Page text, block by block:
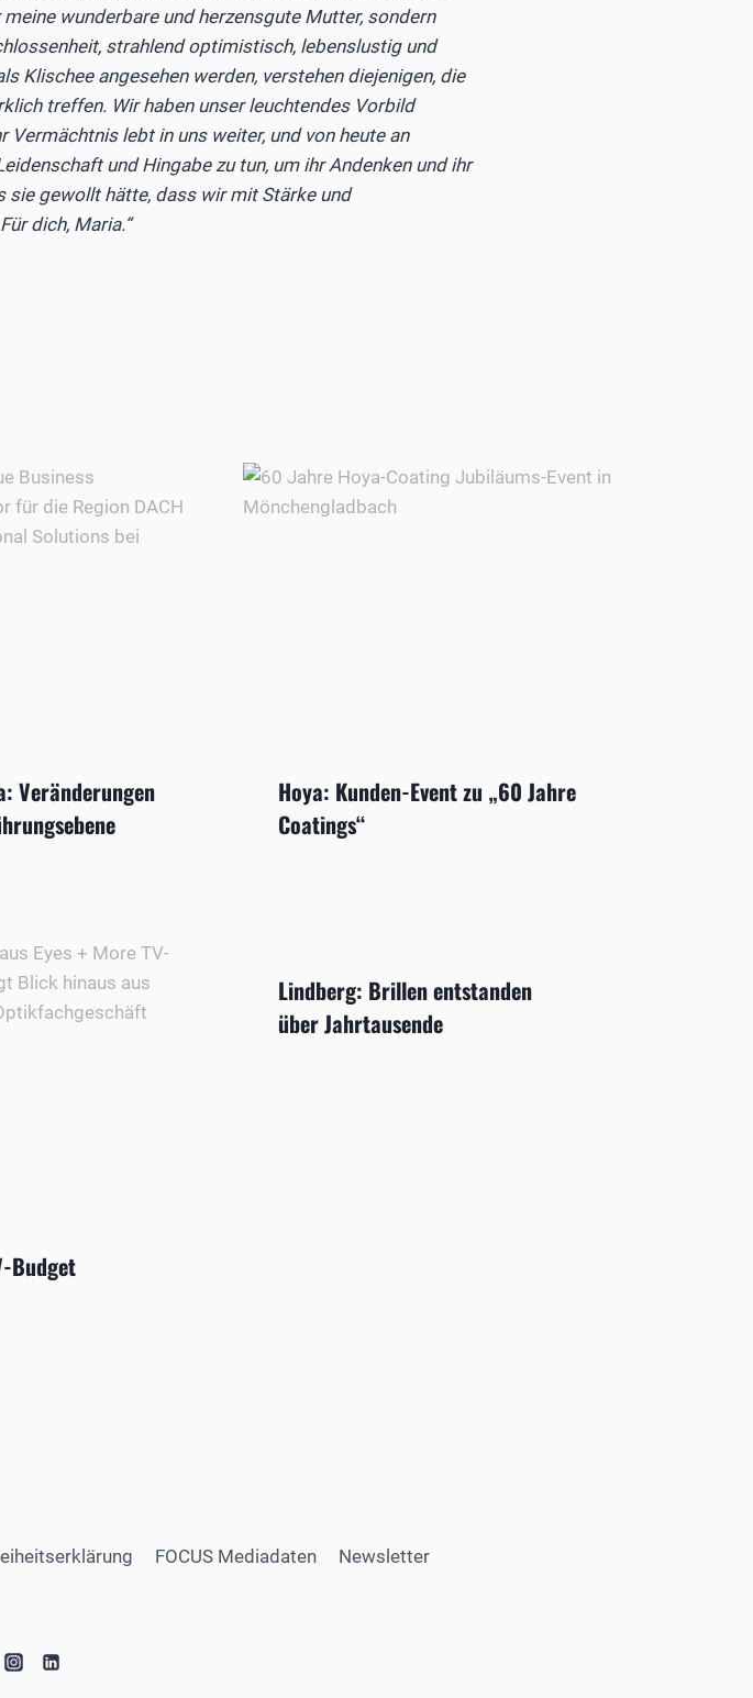
wunderbare und herzensgute Mutter, sondern
strahlend optimistisch, lebenslustig und
Klischee angesehen werden, verstehen diejenigen, die
treffen. Wir haben unser leuchtendes Vorbild
Vermächtnis lebt in uns weiter, und von heute an
und Hingabe zu tun, um ihr Andenken und ihr
sie gewollt hätte, dass wir mit Stärke und
dich, Maria.“
Veränderungen
Hoya: Kunden-Event zu „60 Jahre
Coatings“
Budget
Lindberg: Brillen entstanden
über Jahrtausende
FOCUS Mediadaten Newsletter